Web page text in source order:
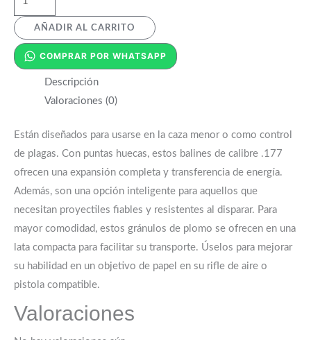
AÑADIR AL CARRITO
COMPRAR POR WHATSAPP
Descripción
Valoraciones (0)
Están diseñados para usarse en la caza menor o como control
de plagas. Con puntas huecas, estos balines de calibre .177
ofrecen una expansión completa y transferencia de energía.
Además, son una opción inteligente para aquellos que
necesitan proyectiles fiables y resistentes al disparar. Para
mayor comodidad, estos gránulos de plomo se ofrecen en una
lata compacta para facilitar su transporte. Úselos para mejorar
su habilidad en un objetivo de papel en su rifle de aire o
pistola compatible.
Valoraciones